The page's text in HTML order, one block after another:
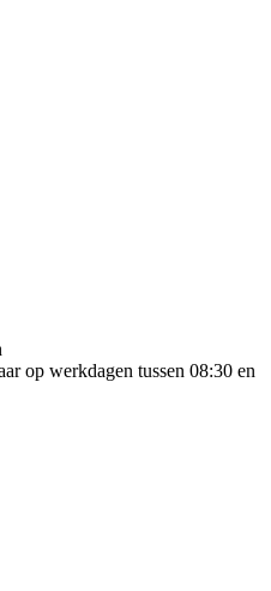
op werkdagen tussen 08:30 en